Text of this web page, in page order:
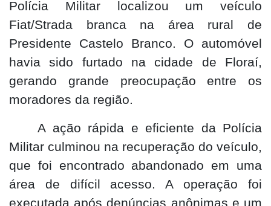
Polícia Militar localizou um veículo
Fiat/Strada branca na área rural de
Presidente Castelo Branco. O automóvel
havia sido furtado na cidade de Floraí,
gerando grande preocupação entre os
moradores da região.
A ação rápida e eficiente da Polícia
Militar culminou na recuperação do veículo,
que foi encontrado abandonado em uma
área de difícil acesso. A operação foi
executada após denúncias anônimas e um